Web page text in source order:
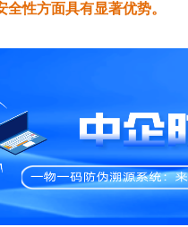
性方面具有显著优势。